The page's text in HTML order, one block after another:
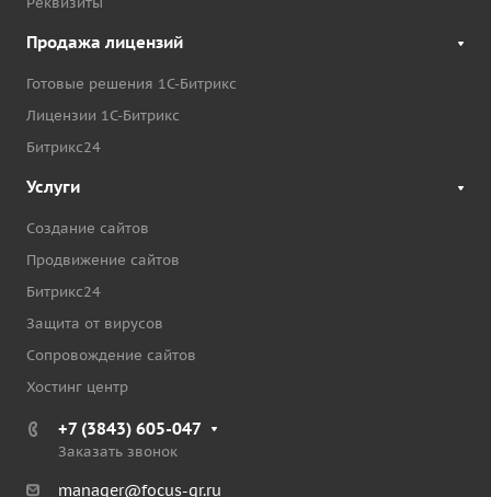
Продажа лицензий
Готовые решения 1С-Битрикс
Лицензии 1С-Битрикс
Битрикс24
Услуги
Создание сайтов
Продвижение сайтов
Битрикс24
Защита от вирусов
Сопровождение сайтов
Хостинг центр
+7 (3843) 605-047
Заказать звонок
manager@focus-gr.ru